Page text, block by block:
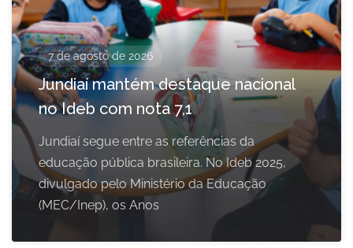
7 de agosto de 2026
Jundiaí mantém destaque nacional
no Ideb com nota 7,1
Jundiaí segue entre as referências da
educação pública brasileira. No Ideb 2025,
divulgado pelo Ministério da Educação
(MEC/Inep), os Anos